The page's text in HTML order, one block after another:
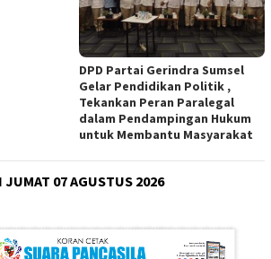
DPD Partai Gerindra Sumsel
Gelar Pendidikan Politik ,
Tekankan Peran Paralegal
dalam Pendampingan Hukum
untuk Membantu Masyarakat
JUMAT 07 AGUSTUS 2026